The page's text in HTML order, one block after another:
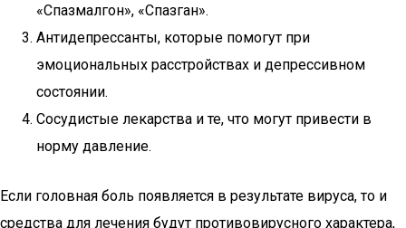
«Спазмалгон», «Спазган».
Антидепрессанты, которые помогут при
эмоциональных расстройствах и депрессивном
состоянии.
Сосудистые лекарства и те, что могут привести в
норму давление.
Если головная боль появляется в результате вируса, то и
средства для лечения будут противовирусного характера,